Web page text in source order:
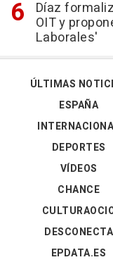
Díaz
OIT y
Laborales'
ÚLTIMAS
ESPAÑA
DEPORTES
VÍDEOS
CHANCE
DESCONECTA
EPDATA.ES